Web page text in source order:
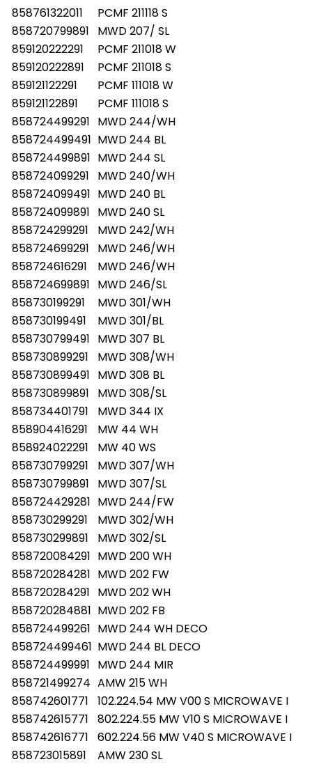
858761322011
PCMF 211118 S
858720799891
MWD 207/ SL
859120222291
PCMF 211018 W
859120222891
PCMF 211018 S
859121122291
PCMF 111018 W
859121122891
PCMF 111018 S
858724499291 MWD 244/WH
858724499491 MWD 244 BL
858724499891 MWD 244 SL
858724099291
MWD 240/WH
858724099491 MWD 240 BL
858724099891 MWD 240 SL
858724299291
MWD 242/WH
858724699291
MWD 246/WH
858724616291
MWD 246/WH
858724699891 MWD 246/SL
858730199291
MWD 301/WH
858730199491
MWD 301/BL
858730799491 MWD 307 BL
858730899291
MWD 308/WH
858730899491 MWD 308 BL
858730899891
MWD 308/SL
858734401791
MWD 344 IX
858904416291
MW 44 WH
858924022291
MW 40 WS
858730799291
MWD 307/WH
858730799891
MWD 307/SL
858724429281 MWD 244/FW
858730299291
MWD 302/WH
858730299891
MWD 302/SL
858720084291 MWD 200 WH
858720284281 MWD 202 FW
858720284291 MWD 202 WH
858720284881 MWD 202 FB
858724499261 MWD 244 WH DECO
858724499461 MWD 244 BL DECO
858724499991 MWD 244 MIR
858721499274 AMW 215 WH
858742601771
102.224.54 MW V00 S MICROWAVE I
858742615771
802.224.55 MW V10 S MICROWAVE I
858742616771
602.224.56 MW V40 S MICROWAVE I
858723015891
AMW 230 SL